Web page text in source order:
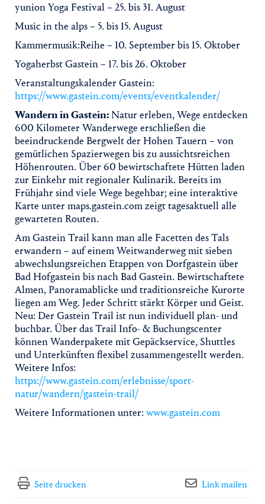
yunion Yoga Festival – 25. bis 31. August
Music in the alps – 5. bis 15. August
Kammermusik:Reihe – 10. September bis 15. Oktober
Yogaherbst Gastein – 17. bis 26. Oktober
Veranstaltungskalender Gastein:
https://www.gastein.com/events/eventkalender/
Wandern in Gastein: Natur erleben, Wege entdecken
600 Kilometer Wanderwege erschließen die
beeindruckende Bergwelt der Hohen Tauern – von
gemütlichen Spazierwegen bis zu aussichtsreichen
Höhenrouten. Über 60 bewirtschaftete Hütten laden
zur Einkehr mit regionaler Kulinarik. Bereits im
Frühjahr sind viele Wege begehbar; eine interaktive
Karte unter maps.gastein.com zeigt tagesaktuell alle
gewarteten Routen.
Am Gastein Trail kann man alle Facetten des Tals
erwandern – auf einem Weitwanderweg mit sieben
abwechslungsreichen Etappen von Dorfgastein über
Bad Hofgastein bis nach Bad Gastein. Bewirtschaftete
Almen, Panoramablicke und traditionsreiche Kurorte
liegen am Weg. Jeder Schritt stärkt Körper und Geist.
Neu: Der Gastein Trail ist nun individuell plan- und
buchbar. Über das Trail Info- & Buchungscenter
können Wanderpakete mit Gepäckservice, Shuttles
und Unterkünften flexibel zusammengestellt werden.
Weitere Infos:
https://www.gastein.com/erlebnisse/sport-
natur/wandern/gastein-trail/
Weitere Informationen unter: www.gastein.com
Seite drucken Link mailen